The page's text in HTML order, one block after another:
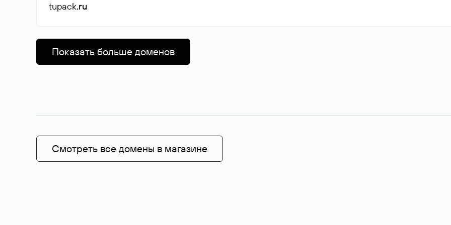
tupack.ru
Показать больше доменов
Смотреть все домены в магазине